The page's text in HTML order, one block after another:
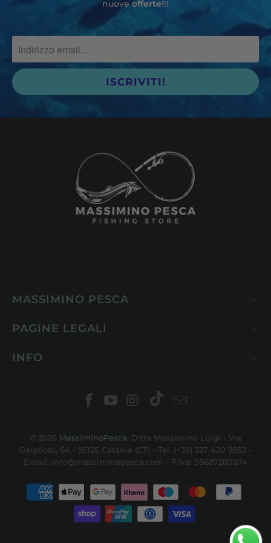
nuoveofferte!!!
MASSIMINO PESCA
PAGINE LEGALI
INFO
© 2026 MassiminoPesca. Ditta Massimino Luigi - Via
Galatioto, 64 - 95126 Catania (CT) - Tel. (+39) 327 420 9563 -
Email: info@massiminopesca.com - P.Iva: 05687280874